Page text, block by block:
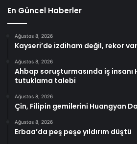
En Güncel Haberler
Ağustos 8, 2026
Kayseri’de izdiham değil, rekor
Ağustos 8, 2026
Ahbap soruşturmasında iş insanı
tutuklama talebi
Ağustos 8, 2026
Çin, Filipin gemilerini Huangyan
Ağustos 8, 2026
Erbaa’da peş peşe yıldırım düştü